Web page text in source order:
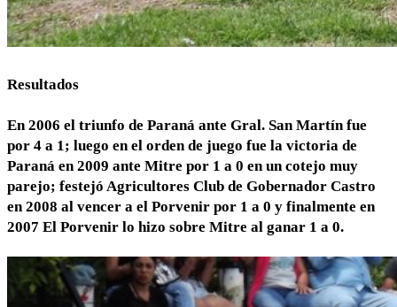
Resultados
En 2006 el triunfo de Paraná ante Gral. San Martín fue
por 4 a 1; luego en el orden de juego fue la victoria de
Paraná en 2009 ante Mitre por 1 a 0 en un cotejo muy
parejo; festejó Agricultores Club de Gobernador Castro
en 2008 al vencer a el Porvenir por 1 a 0 y finalmente en
2007 El Porvenir lo hizo sobre Mitre al ganar 1 a 0.